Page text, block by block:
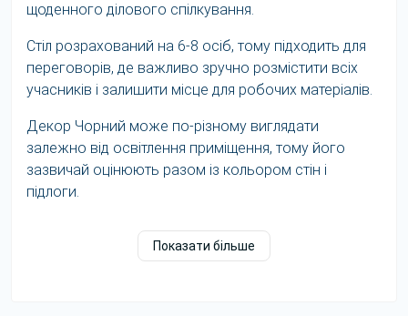
щоденного ділового спілкування.
Стіл розрахований на 6-8 осіб, тому підходить для
переговорів, де важливо зручно розмістити всіх
учасників і залишити місце для робочих матеріалів.
Декор Чорний може по-різному виглядати
залежно від освітлення приміщення, тому його
зазвичай оцінюють разом із кольором стін і
підлоги.
Для тривалих зустрічей комфорт посадки стає
особливо помітним. Якщо учасники працюють із
Показати більше